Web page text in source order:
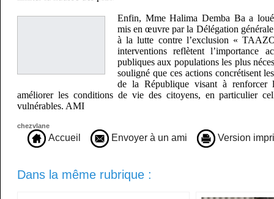
Enfin, Mme Halima Demba Ba a loué
mis en œuvre par la Délégation
à la lutte contre l’exclusion «
interventions reflètent l’importance
publiques aux populations les plus
souligné que ces actions concrétisent
de la République visant à renforcer
améliorer les conditions de vie des citoyens, en particulier
vulnérables. AMI
chezvlane
Accueil Envoyer à un ami Version
Dans la même rubrique :